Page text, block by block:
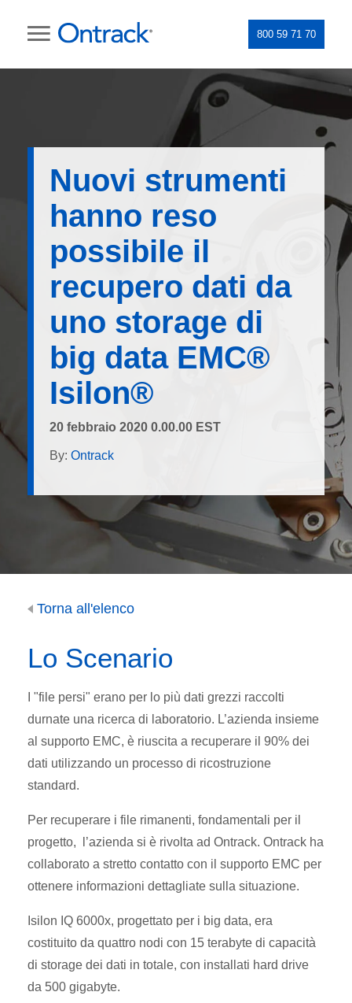
800 59 71 70
Nuovi strumenti
hanno reso
possibile il
recupero dati da
uno storage di
big data EMC®
Isilon®
20 febbraio 2020 0.00.00 EST
By: Ontrack
Torna all'elenco
Lo Scenario
I "file persi" erano per lo più dati grezzi raccolti
durnate una ricerca di laboratorio. L’azienda insieme
al supporto EMC, è riuscita a recuperare il 90% dei
dati utilizzando un processo di ricostruzione
standard.
Per recuperare i file rimanenti, fondamentali per il
progetto, l’azienda si è rivolta ad Ontrack. Ontrack ha
collaborato a stretto contatto con il supporto EMC per
ottenere informazioni dettagliate sulla situazione.
Isilon IQ 6000x, progettato per i big data, era
costituito da quattro nodi con 15 terabyte di capacità
di storage dei dati in totale, con installati hard drive
da 500 gigabyte.